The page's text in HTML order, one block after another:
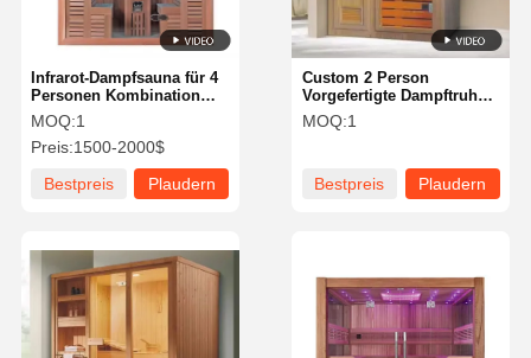
Custom 2 Person
Vorgefertigte Dampftruhe
Trockene Sauna Raum Für
Wohnung
MOQ:1
Bestpreis
Plaudern
Infrarot-Dampfsauna für 4
Personen Kombination
mit Aluminiumrahmen
MOQ:1
Preis:1500-2000$
Bestpreis
Plaudern